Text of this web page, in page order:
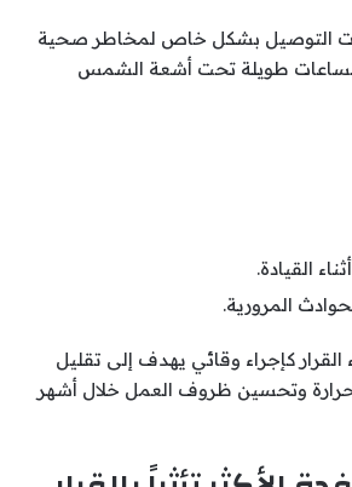
التوصيل بشكل خاص لمخاطر صحية
لساعات طويلة تحت أشعة الشمس
القيادة.
المرورية.
كإجراء وقائي يهدف إلى تقليل
وتحسين ظروف العمل خلال أشهر